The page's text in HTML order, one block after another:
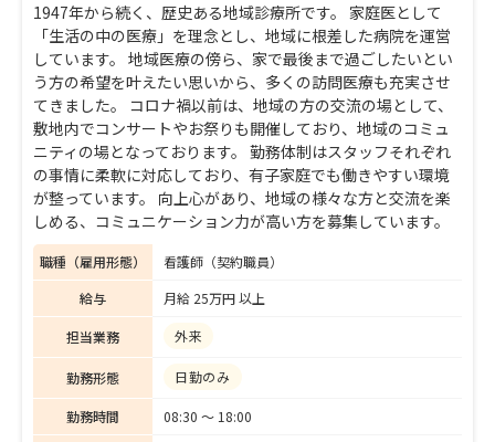
1947年から続く、歴史ある地域診療所です。 家庭医として
「生活の中の医療」を理念とし、地域に根差した病院を運営
しています。 地域医療の傍ら、家で最後まで過ごしたいとい
う方の希望を叶えたい思いから、多くの訪問医療も充実させ
てきました。 コロナ禍以前は、地域の方の交流の場として、
敷地内でコンサートやお祭りも開催しており、地域のコミュ
ニティの場となっております。 勤務体制はスタッフそれぞれ
の事情に柔軟に対応しており、有子家庭でも働きやすい環境
が整っています。 向上心があり、地域の様々な方と交流を楽
しめる、コミュニケーション力が高い方を募集しています。
職種（雇用形態）
看護師（契約職員）
給与
月給 25万円 以上
担当業務 外来
勤務形態 日勤のみ
勤務時間
08:30 〜 18:00